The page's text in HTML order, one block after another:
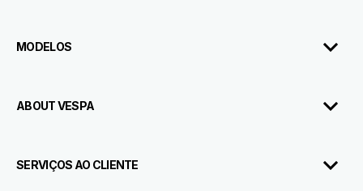
MODELOS
ABOUT VESPA
SERVIÇOS AO CLIENTE